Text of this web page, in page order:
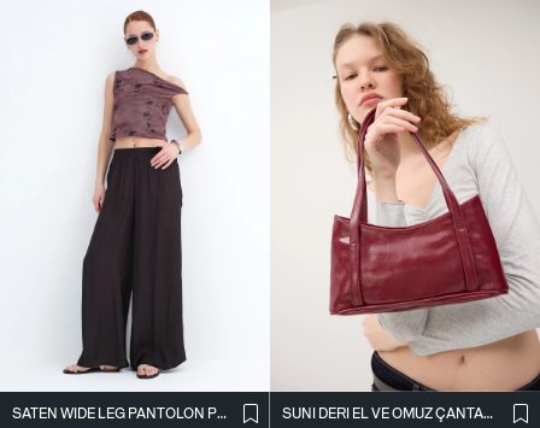
SATEN WIDE LEG PANTOLON PN17298
SUNI DERI EL VE OMUZ ÇANTASI Ç09-G11